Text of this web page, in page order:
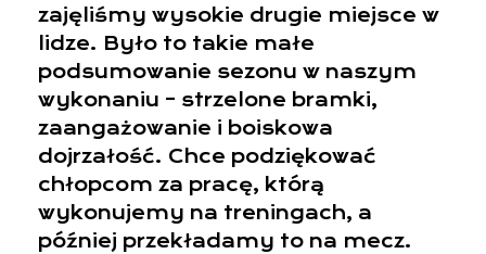
zajęliśmy wysokie drugie miejsce w
lidze. Było to takie małe
podsumowanie sezonu w naszym
wykonaniu – strzelone bramki,
zaangażowanie i boiskowa
dojrzałość. Chce podziękować
chłopcom za pracę, którą
wykonujemy na treningach, a
później przekładamy to na mecz.